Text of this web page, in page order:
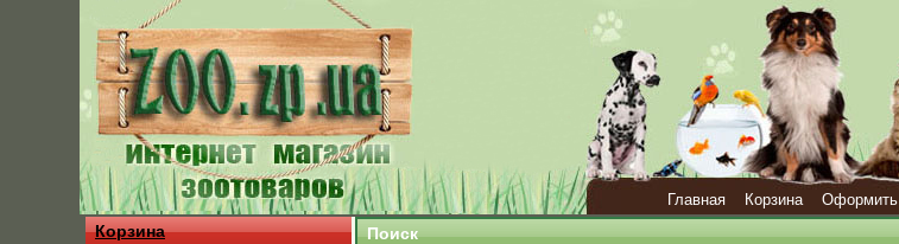
Главная Корзина Оформить
Корзина
Поиск